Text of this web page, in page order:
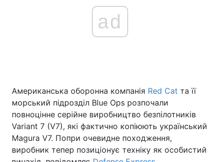
ad
Американська оборонна компанія Red Cat та її
морський підрозділ Blue Ops розпочали
повноцінне серійне виробництво безпілотників
Variant 7 (V7), які фактично копіюють український
Magura V7. Попри очевидне походження,
виробник тепер позиціонує техніку як особистий